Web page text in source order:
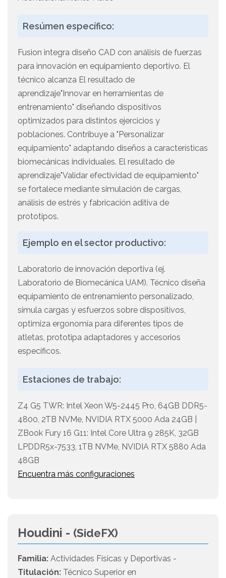
Resúmen específico:
Fusion integra diseño CAD con análisis de fuerzas
para innovación en equipamiento deportivo. El
técnico alcanza El resultado de
aprendizaje"Innovar en herramientas de
entrenamiento" diseñando dispositivos
optimizados para distintos ejercicios y
poblaciones. Contribuye a "Personalizar
equipamiento" adaptando diseños a características
biomecánicas individuales. El resultado de
aprendizaje"Validar efectividad de equipamiento"
se fortalece mediante simulación de cargas,
análisis de estrés y fabricación aditiva de
prototipos.
Ejemplo en el sector productivo:
Laboratorio de innovación deportiva (ej.
Laboratorio de Biomecánica UAM). Técnico diseña
equipamiento de entrenamiento personalizado,
simula cargas y esfuerzos sobre dispositivos,
optimiza ergonomía para diferentes tipos de
atletas, prototipa adaptadores y accesorios
específicos.
Estaciones de trabajo:
Z4 G5 TWR: Intel Xeon W5-2445 Pro, 64GB DDR5-
4800, 2TB NVMe, NVIDIA RTX 5000 Ada 24GB |
ZBook Fury 16 G11: Intel Core Ultra 9 285K, 32GB
LPDDR5x-7533, 1TB NVMe, NVIDIA RTX 5880 Ada
48GB
Encuentra más configuraciones
Houdini - (SideFX)
Familia: Actividades Físicas y Deportivas -
Titulación: Técnico Superior en